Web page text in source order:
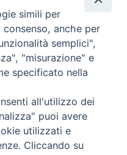
simili per
anche per
semplici",
"misurazione" e
specificato nella
all'utilizzo dei
puoi avere
utilizzati e
Cliccando su